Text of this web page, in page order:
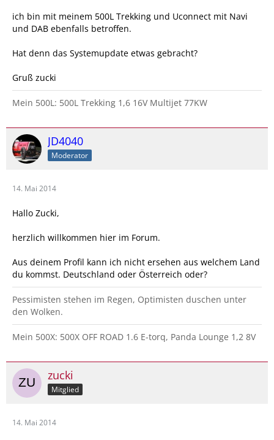
ich bin mit meinem 500L Trekking und Uconnect mit Navi
und DAB ebenfalls betroffen.
Hat denn das Systemupdate etwas gebracht?
Gruß zucki
Mein 500L: 500L Trekking 1,6 16V Multijet 77KW
JD4040
Moderator
14. Mai 2014
Hallo Zucki,
herzlich willkommen hier im Forum.
Aus deinem Profil kann ich nicht ersehen aus welchem Land
du kommst. Deutschland oder Österreich oder?
Pessimisten stehen im Regen, Optimisten duschen unter
den Wolken.
Mein 500X: 500X OFF ROAD 1.6 E-torq, Panda Lounge 1,2 8V
zucki
Mitglied
14. Mai 2014